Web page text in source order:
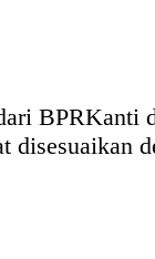
BPRKanti
disesuaikan